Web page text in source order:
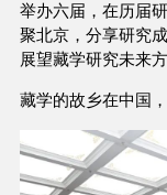
举办六届，在历届
聚北京，分享研究
展望藏学研究未来
藏学的故乡在中国